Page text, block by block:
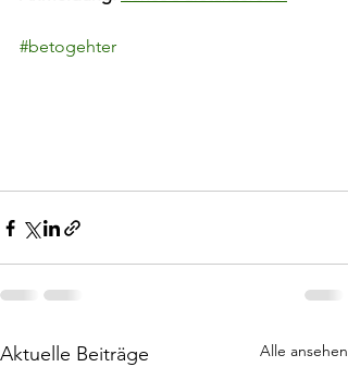
#betogehter
Aktuelle Beiträge Alle ansehen